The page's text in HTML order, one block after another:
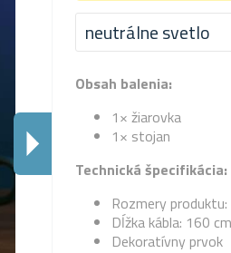
neutrálne svetlo
Obsah balenia:
1× žiarovka
1× stojan
Technická špecifikácia:
Rozmery
Dĺžka kábla: 160 cm
Dekoratívny prvok